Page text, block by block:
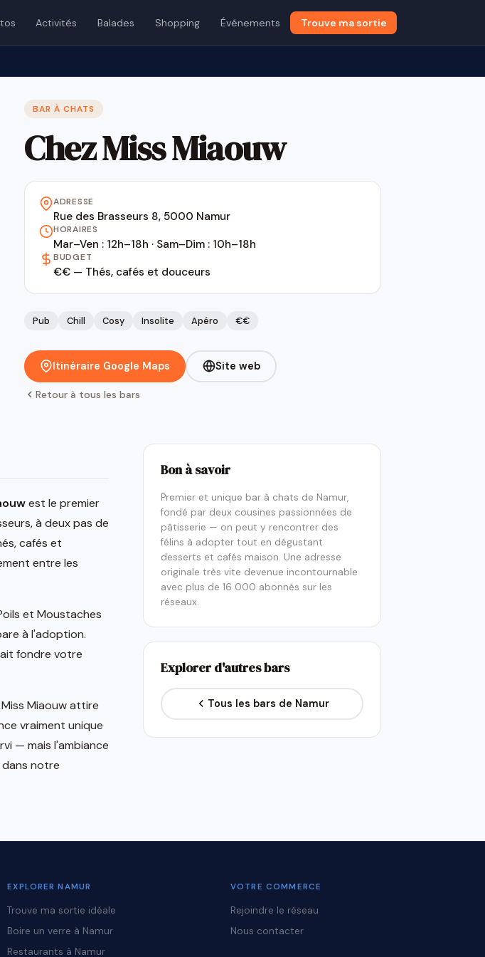
Activités Balades Shopping Événements Trouve ma sortie
BAR À CHATS
Chez Miss Miaouw
ADRESSE
Rue des Brasseurs 8, 5000 Namur
HORAIRES
Mar–Ven : 12h–18h · Sam–Dim : 10h–18h
BUDGET
€€ — Thés, cafés et douceurs
Pub Chill Cosy Insolite Apéro €€
Itinéraire Google Maps Site web
Retour à tous les bars
est le premier
à deux pas de
cafés et
entre les
et Moustaches
à l'adoption.
fondre votre
Miss Miaouw attire
vraiment unique
— mais l'ambiance
notre
Bon à savoir
Premier et unique bar à chats de Namur,
fondé par deux cousines passionnées de
pâtisserie — on peut y rencontrer des
félins à adopter tout en dégustant
desserts et cafés maison. Une adresse
originale très vite devenue incontournable
avec plus de 16 000 abonnés sur les
réseaux.
Explorer d'autres bars
Tous les bars de Namur
EXPLORER NAMUR
Trouve ma sortie idéale
Boire un verre à Namur
Restaurants à Namur
VOTRE COMMERCE
Rejoindre le réseau
Nous contacter